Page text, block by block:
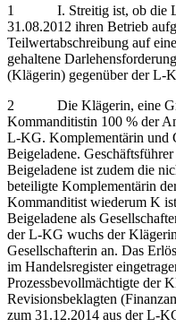
1 I. Streitig ist, ob die L-
31.08.2012 ihren Betrieb
Teilwertabschreibung auf
gehaltene
(Klägerin) gegenüber der L-
2 Die Klägerin, eine
Kommanditistin 100 % der
L-KG. Komplementärin und
Beigeladene.
Beigeladene ist zudem die
beteiligte Komplementärin
Kommanditist wiederum K
Beigeladene als
der L-KG wuchs der
Gesellschafterin an. Das
im Handelsregister
Prozessbevollmächtigte der
Revisionsbeklagten
zum 31.12.2014 aus der L-